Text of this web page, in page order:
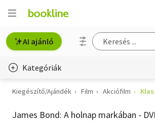
AI ajánló
Kategóriák
Életmód, egészség
Erotika
Kiegészítő/Ajándék Film Akciófilm
James Bond: A holnap markában -